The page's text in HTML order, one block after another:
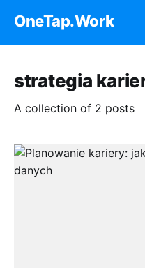
OneTap.Work
strategia
A collection of 2 posts